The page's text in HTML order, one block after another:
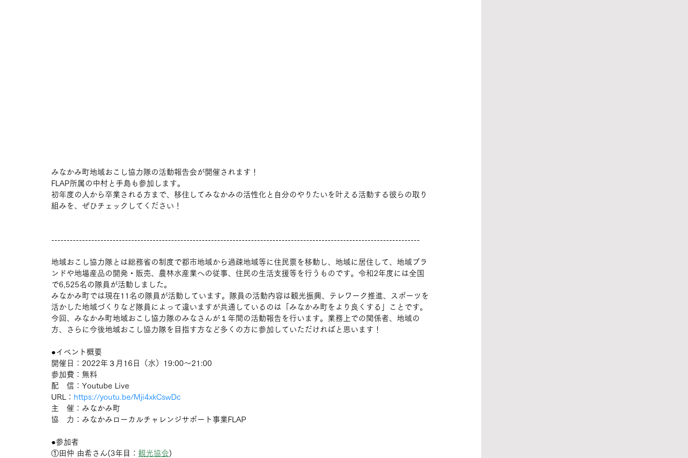
みなかみ町地域おこし協力隊の活動報告会が開催されます！
FLAP所属の中村と手島も参加します。
初年度の人から卒業される方まで、移住してみなかみの活性化と自分のやりたいを叶える活動する彼らの取り
組みを、ぜひチェックしてください！
------------------------------------------------------------------------------------------------------------------------
地域おこし協力隊とは総務省の制度で都市地域から過疎地域等に住民票を移動し、地域に居住して、地域ブラ
ンドや地場産品の開発・販売、農林水産業への従事、住民の生活支援等を行うものです。令和2年度には全国
で6,525名の隊員が活動しました。
みなかみ町では現在11名の隊員が活動しています。隊員の活動内容は観光振興、テレワーク推進、スポーツを
活かした地域づくりなど隊員によって違いますが共通しているのは「みなかみ町をより良くする」ことです。
今回、みなかみ町地域おこし協力隊のみなさんが１年間の活動報告を行います。業務上での関係者、地域の
方、さらに今後地域おこし協力隊を目指す方など多くの方に参加していただければと思います！
●イベント概要
開催日：2022年３月16日（水）19:00〜21:00
参加費：無料
配　信：Youtube Live
URL： https://youtu.be/Mji4xkCswDc
主　催：みなかみ町
協　力：みなかみローカルチャレンジサポート事業FLAP
●参加者
①田仲 由希さん(3年目： 観光協会)